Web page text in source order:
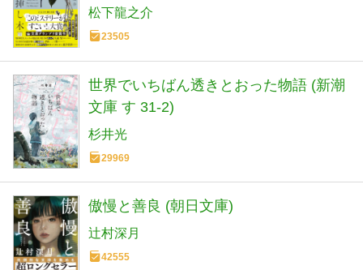
松下龍之介
23505
世界でいちばん透きとおった物語 (新潮
文庫 す 31-2)
杉井光
29969
傲慢と善良 (朝日文庫)
辻村深月
42555